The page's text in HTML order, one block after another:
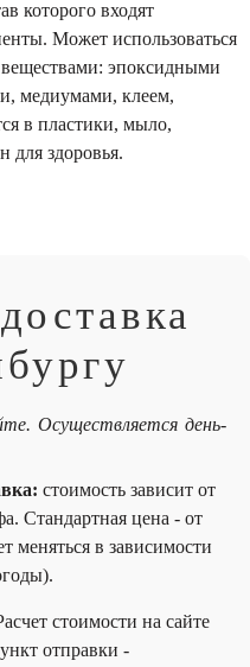
которого входят
Может использоваться
эпоксидными
медиумами, клеем,
в пластики, мыло,
для здоровья.
Осуществляется день-
стоимость зависит от
Стандартная цена - от
меняться в зависимости
стоимости на сайте
отправки -